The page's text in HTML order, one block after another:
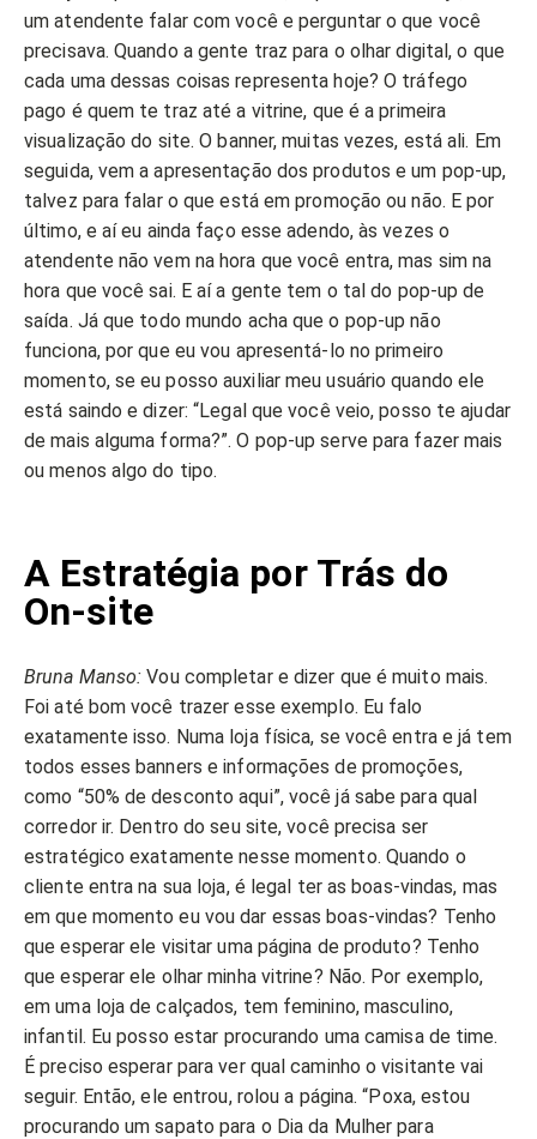
um atendente falar com você e perguntar o que você
precisava. Quando a gente traz para o olhar digital, o que
cada uma dessas coisas representa hoje? O tráfego
pago é quem te traz até a vitrine, que é a primeira
visualização do site. O banner, muitas vezes, está ali. Em
seguida, vem a apresentação dos produtos e um pop-up,
talvez para falar o que está em promoção ou não. E por
último, e aí eu ainda faço esse adendo, às vezes o
atendente não vem na hora que você entra, mas sim na
hora que você sai. E aí a gente tem o tal do pop-up de
saída. Já que todo mundo acha que o pop-up não
funciona, por que eu vou apresentá-lo no primeiro
momento, se eu posso auxiliar meu usuário quando ele
está saindo e dizer: “Legal que você veio, posso te ajudar
de mais alguma forma?”. O pop-up serve para fazer mais
ou menos algo do tipo.
A Estratégia por Trás do
On-site
Bruna Manso: Vou completar e dizer que é muito mais.
Foi até bom você trazer esse exemplo. Eu falo
exatamente isso. Numa loja física, se você entra e já tem
todos esses banners e informações de promoções,
como “50% de desconto aqui”, você já sabe para qual
corredor ir. Dentro do seu site, você precisa ser
estratégico exatamente nesse momento. Quando o
cliente entra na sua loja, é legal ter as boas-vindas, mas
em que momento eu vou dar essas boas-vindas? Tenho
que esperar ele visitar uma página de produto? Tenho
que esperar ele olhar minha vitrine? Não. Por exemplo,
em uma loja de calçados, tem feminino, masculino,
infantil. Eu posso estar procurando uma camisa de time.
É preciso esperar para ver qual caminho o visitante vai
seguir. Então, ele entrou, rolou a página. “Poxa, estou
procurando um sapato para o Dia da Mulher para